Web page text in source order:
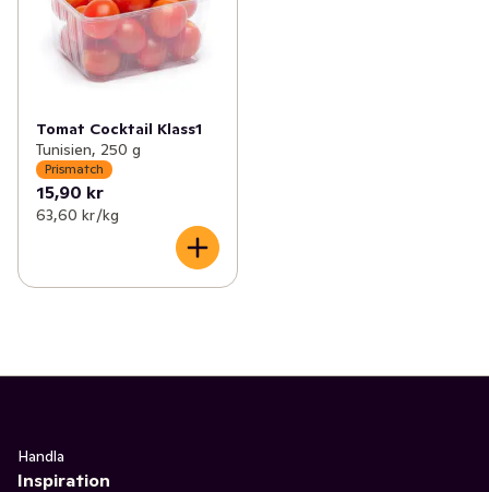
Tomat Cocktail Klass1
Tunisien, 250 g
Prismatch
15,90 kr
63,60 kr /kg
Handla
Inspiration